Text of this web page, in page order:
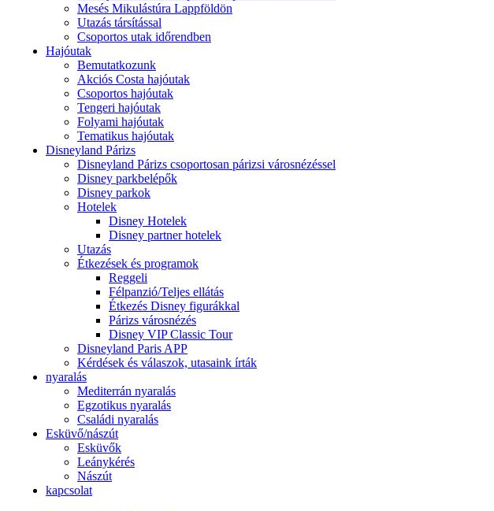
Mesés Mikulástúra Lappföldön
Utazás társítással
Csoportos utak időrendben
Hajóutak
Bemutatkozunk
Akciós Costa hajóutak
Csoportos hajóutak
Tengeri hajóutak
Folyami hajóutak
Tematikus hajóutak
Disneyland Párizs
Disneyland Párizs csoportosan párizsi városnézéssel
Disney parkbelépők
Disney parkok
Hotelek
Disney Hotelek
Disney partner hotelek
Utazás
Étkezések és programok
Reggeli
Félpanzió/Teljes ellátás
Étkezés Disney figurákkal
Párizs városnézés
Disney VIP Classic Tour
Disneyland Paris APP
Kérdések és válaszok, utasaink írták
nyaralás
Mediterrán nyaralás
Egzotikus nyaralás
Családi nyaralás
Esküvő/nászút
Esküvők
Leánykérés
Nászút
kapcsolat